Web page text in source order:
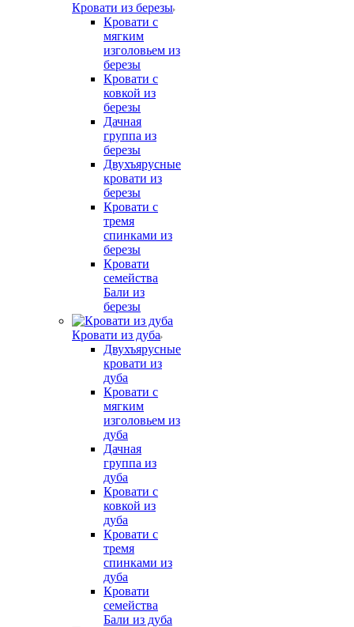
Кровати из березы
Кровати с
мягким
изголовьем из
березы
Кровати с
ковкой из
березы
Дачная
группа из
березы
Двухъярусные
кровати из
березы
Кровати с
тремя
спинками из
березы
Кровати
семейства
Бали из
березы
Кровати из дуба
Двухъярусные
кровати из
дуба
Кровати с
мягким
изголовьем из
дуба
Дачная
группа из
дуба
Кровати с
ковкой из
дуба
Кровати с
тремя
спинками из
дуба
Кровати
семейства
Бали из дуба